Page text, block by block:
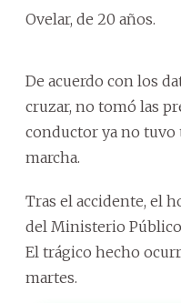
Ovelar, de 20 años.
De acuerdo con los
cruzar, no tomó las
conductor ya no
marcha.
Tras el accidente, el
del Ministerio
El trágico hecho
martes.